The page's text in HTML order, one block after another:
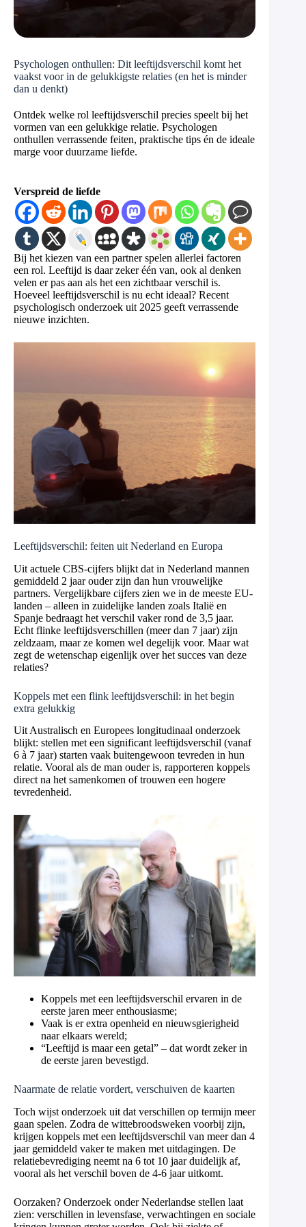
Psychologen onthullen: Dit leeftijdsverschil komt het
vaakst voor in de gelukkigste relaties (en het is minder
dan u denkt)
Ontdek welke rol leeftijdsverschil precies speelt bij het
vormen van een gelukkige relatie. Psychologen
onthullen verrassende feiten, praktische tips én de ideale
marge voor duurzame liefde.
Verspreid de liefde
Bij het kiezen van een partner spelen allerlei factoren
een rol. Leeftijd is daar zeker één van, ook al denken
velen er pas aan als het een zichtbaar verschil is.
Hoeveel leeftijdsverschil is nu echt ideaal? Recent
psychologisch onderzoek uit 2025 geeft verrassende
nieuwe inzichten.
Leeftijdsverschil: feiten uit Nederland en Europa
Uit actuele CBS-cijfers blijkt dat in Nederland mannen
gemiddeld 2 jaar ouder zijn dan hun vrouwelijke
partners. Vergelijkbare cijfers zien we in de meeste EU-
landen – alleen in zuidelijke landen zoals Italië en
Spanje bedraagt het verschil vaker rond de 3,5 jaar.
Echt flinke leeftijdsverschillen (meer dan 7 jaar) zijn
zeldzaam, maar ze komen wel degelijk voor. Maar wat
zegt de wetenschap eigenlijk over het succes van deze
relaties?
Koppels met een flink leeftijdsverschil: in het begin
extra gelukkig
Uit Australisch en Europees longitudinaal onderzoek
blijkt: stellen met een significant leeftijdsverschil (vanaf
6 à 7 jaar) starten vaak buitengewoon tevreden in hun
relatie. Vooral als de man ouder is, rapporteren koppels
direct na het samenkomen of trouwen een hogere
tevredenheid.
Koppels met een leeftijdsverschil ervaren in de
eerste jaren meer enthousiasme;
Vaak is er extra openheid en nieuwsgierigheid
naar elkaars wereld;
“Leeftijd is maar een getal” – dat wordt zeker in
de eerste jaren bevestigd.
Naarmate de relatie vordert, verschuiven de kaarten
Toch wijst onderzoek uit dat verschillen op termijn meer
gaan spelen. Zodra de wittebroodsweken voorbij zijn,
krijgen koppels met een leeftijdsverschil van meer dan 4
jaar gemiddeld vaker te maken met uitdagingen. De
relatiebevrediging neemt na 6 tot 10 jaar duidelijk af,
vooral als het verschil boven de 4-6 jaar uitkomt.
Oorzaken? Onderzoek onder Nederlandse stellen laat
zien: verschillen in levensfase, verwachtingen en sociale